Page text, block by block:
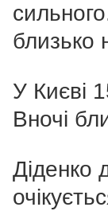
близько
У Києві
Вночі
Діденко